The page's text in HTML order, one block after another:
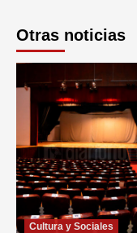
Otras noticias
Cultura y Sociales